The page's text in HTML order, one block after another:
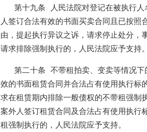
第十九条 人民法院对登记在被执行
人签订合法有效的书面买卖合同且已按照
由，提起执行异议之诉，请求停止处分，
请求排除强制执行的，人民法院应予支持
第二十条 不带租拍卖、变卖等情况
效的书面租赁合同并合法占有使用执行标
求在租赁期内排除一般债权的不带租强制
案外人签订租赁合同及合法占有使用执行
租强制执行的，人民法院应予支持。